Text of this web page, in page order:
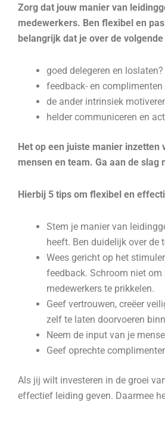
Zorg dat jouw manier van
medewerkers. Ben flexibel en
belangrijk dat je over de
goed delegeren en loslaten?
feedback- en complimenten
de ander intrinsiek
helder communiceren en
Het op een juiste manier
mensen en team. Ga aan de
Hierbij 5 tips om flexibel en
Stem je manier van
heeft. Ben duidelijk over de
Wees gericht op het
feedback. Schroom niet
medewerkers te prikkelen.
Geef vertrouwen, creëer
zelf te laten doorvoeren
Neem de input van je
Geef oprechte
Als jij wilt investeren in de groei
effectief leiding geven. Daarmee